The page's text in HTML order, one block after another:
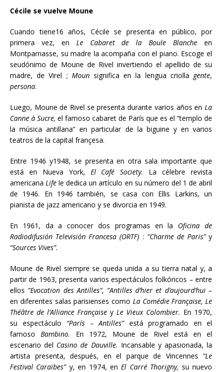
Cécile se vuelve Moune
Cuando tiene16 años, Cécile se presenta en público, por
primera vez, en Le Cabaret de la Boule Blancheen
Montparnasse, su madre la acompaña con el piano. Escoge el
seudónimo de Moune de Rivel invertiendo el apellido de su
madre, de Virel ; Mounsignifica en la lengua criolla gente,
persona.
Luego, Moune de Rivel se presenta durante varios años en La
Canne à Sucre, el famoso cabaret de París que es el “templo de
la música antillana” en particular de la biguine y en varios
teatros de la capital françesa.
Entre 1946 y1948, se presenta en otra sala importante que
está en Nueva York, El Café Society. La célebre revista
americana Life le dedica un artículo en su número del 1 de abril
de 1946.
En 1946 también, se casa con Ellis Larkins, un
pianista de jazz americano y se divorcia en 1949.
En 1961, da a conocer dos programas en la Oficina de
Radiodifusión Televisión Francesa (ORTF) : “Charme de Paris” y
“Sources Vives”.
Moune de Rivel siempre se queda unida a su tierra natal y, a
partir de 1963, presenta varios espectáculos folkóricos – entre
ellos “Evocation des Antilles”, “Antilles d’hier et d’aujourd’hui –
en diferentes salas parisienses como La Comédie Française, Le
Théâtre de l’Alliance Française y Le Vieux Colombier. En 1970,
su espectáculo “París – Antilles” está programado en el
famoso Bambino. En 1972, Moune de Rivel está en el
escenario del Casino de Dauville. Incansable y apasionada, la
artista presenta, después, en el parque de Vincennes “Le
Festival Caraïbes” y, en 1974, en El Carré Thorigny, su nuevo